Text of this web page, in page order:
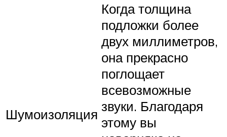
Шумоизоляция
Когда толщина
подложки более
двух миллиметров,
она прекрасно
поглощает
всевозможные
звуки. Благодаря
этому вы